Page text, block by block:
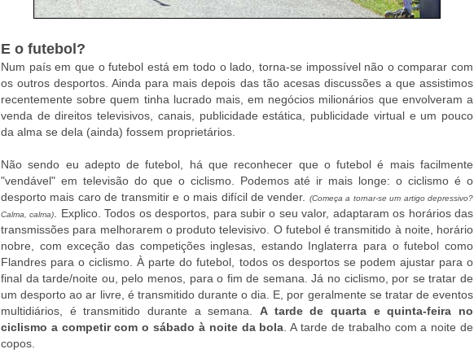
E o futebol?
Num país em que o futebol está em todo o lado, torna-se impossível não o comparar com
os outros desportos. Ainda para mais depois das tão acesas discussões a que assistimos
recentemente sobre quem tinha lucrado mais, em negócios milionários que envolveram a
venda de direitos televisivos, canais, publicidade estática, publicidade virtual e um pouco
da alma se dela (ainda) fossem proprietários.
Não sendo eu adepto de futebol, há que reconhecer que o futebol é mais facilmente
"vendável" em televisão do que o ciclismo. Podemos até ir mais longe: o ciclismo é o
desporto mais caro de transmitir e o mais difícil de vender.
(Começa a tornar-se um artigo depressivo?
Calma, calma)
. Explico. Todos os desportos, para subir o seu valor, adaptaram os horários das
transmissões para melhorarem o produto televisivo. O futebol é transmitido à noite, horário
nobre, com exceção das competições inglesas, estando Inglaterra para o futebol como
Flandres para o ciclismo. À parte do futebol, todos os desportos se podem ajustar para o
final da tarde/noite ou, pelo menos, para o fim de semana. Já no ciclismo, por se tratar de
um desporto ao ar livre, é transmitido durante o dia. E, por geralmente se tratar de eventos
multidiários, é transmitido durante a semana. A tarde de quarta e quinta-feira no
ciclismo a competir com o sábado à noite da bola . A tarde de trabalho com a noite de
copos.